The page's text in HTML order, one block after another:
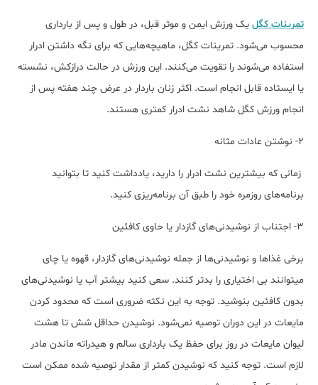
تمرینات کگل یک ورزش ایمن و موثر قبل، در طول و پس از بارداری
محسوب می‌شود. تمرینات کگل، ماهیچه‌هایی که برای نگه داشتن ادرار
استفاده می‌شوند را تقویت می‌کنند. این ورزش در حالت درازکش، نشسته
یا ایستاده قابل انجام است. اکثر زنان باردار در عرض چند هفته پس از
انجام ورزش کگل شاهد نشت ادرار کمتری هستند.
۲- نوشتن عادات مثانه
زمانی که بیشترین نشت ادرار را دارید، یادداشت کنید تا بتوانید
برنامه‌های روزمره خود را طبق آن برنامه‌ریزی کنید.
۳- اجتناب از نوشیدنی‌های گازدار یا حاوی کافئین
برخی غذاها و نوشیدنی‌ها از جمله نوشیدنی‌های گازدار، قهوه یا چای
می‎توانند بی اختیاری را بدتر کنند. سعی کنید بیشتر آب یا نوشیدنی‌های
بدون کافئین بنوشید. توجه به این نکته ضروری است که محدود کردن
مایعات در این دوران توصیه نمی‌شود. نوشیدن حداقل شش تا هشت
لیوان مایعات در روز برای حفظ یک بارداری سالم و هیدراته ماندن مادر
لازم است. توجه کنید که نوشیدن کمتر از مقدار توصیه شده ممکن است